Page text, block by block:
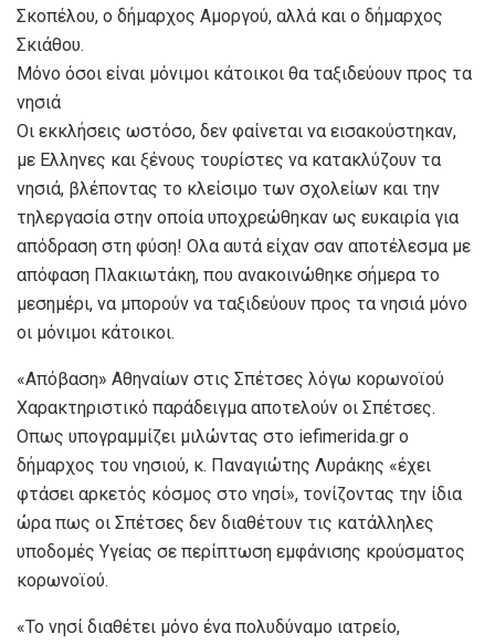
Σκοπέλου, ο δήμαρχος Αμοργού, αλλά και ο δήμαρχος
Σκιάθου.
Μόνο όσοι είναι μόνιμοι κάτοικοι θα ταξιδεύουν προς τα
νησιά
Οι εκκλήσεις ωστόσο, δεν φαίνεται να εισακούστηκαν,
με Ελληνες και ξένους τουρίστες να κατακλύζουν τα
νησιά, βλέποντας το κλείσιμο των σχολείων και την
τηλεργασία στην οποία υποχρεώθηκαν ως ευκαιρία για
απόδραση στη φύση! Ολα αυτά είχαν σαν αποτέλεσμα με
απόφαση Πλακιωτάκη, που ανακοινώθηκε σήμερα το
μεσημέρι, να μπορούν να ταξιδεύουν προς τα νησιά μόνο
οι μόνιμοι κάτοικοι.
«Απόβαση» Αθηναίων στις Σπέτσες λόγω κορωνοϊού
Χαρακτηριστικό παράδειγμα αποτελούν οι Σπέτσες.
Οπως υπογραμμίζει μιλώντας στο iefimerida.gr o
δήμαρχος του νησιού, κ. Παναγιώτης Λυράκης «έχει
φτάσει αρκετός κόσμος στο νησί», τονίζοντας την ίδια
ώρα πως οι Σπέτσες δεν διαθέτουν τις κατάλληλες
υποδομές Υγείας σε περίπτωση εμφάνισης κρούσματος
κορωνοϊού.
«Το νησί διαθέτει μόνο ένα πολυδύναμο ιατρείο,